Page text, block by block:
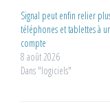
Signal peut enfin relier
téléphones et tablettes à
compte
8 août 2026
Dans "logiciels"